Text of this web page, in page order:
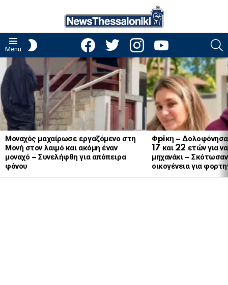
Menu
facebooktwitter instagramyoutube
LATEST
STORIES
Μοναχός μαχαίρωσε εργαζόμενο στη
Μονή στον λαιμό και ακόμη έναν
μοναχό – Συνελήφθη για απόπειρα
φόνου
Φpiκη –
17 και 22 ετών για
μηχανάκι – Σκότωσαν
οικογένεια για